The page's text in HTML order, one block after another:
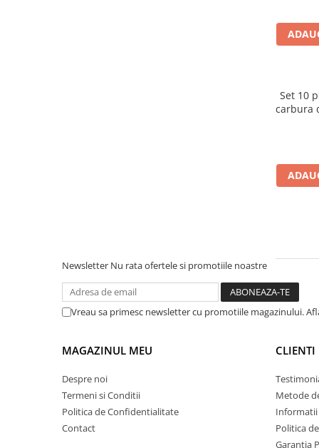
Set 10
carbura
2
Newsletter Nu rata ofertele si promotiile noastre
Vreau sa primesc newsletter cu promotiile magazinului.
MAGAZINUL MEU
Despre noi
Termeni si Conditii
Politica de Confidentialitate
Contact
CLIENTI
Metode
Politica
Garantia